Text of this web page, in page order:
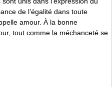
de l’égalité dans toute
amour. À la bonne
tout comme la méchanceté se